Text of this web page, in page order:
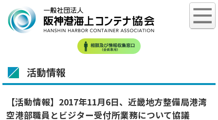
活動情報
【活動情報】2017年11月6日、近畿地方整備局港湾
空港部職員とビジター受付所業務について協議